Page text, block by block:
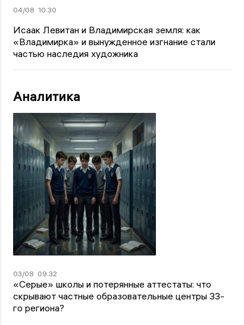
04/08 10:30
Исаак Левитан и Владимирская земля: как
«Владимирка» и вынужденное изгнание стали
частью наследия художника
Аналитика
03/08 09:32
«Серые» школы и потерянные аттестаты: что
скрывают частные образовательные центры 33-
го региона?